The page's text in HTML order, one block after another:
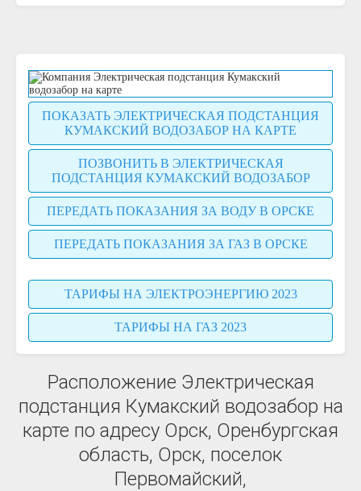
ПОКАЗАТЬ ЭЛЕКТРИЧЕСКАЯ ПОДСТАНЦИЯ
КУМАКСКИЙ ВОДОЗАБОР НА КАРТЕ
ПОЗВОНИТЬ В ЭЛЕКТРИЧЕСКАЯ
ПОДСТАНЦИЯ КУМАКСКИЙ ВОДОЗАБОР
ПЕРЕДАТЬ ПОКАЗАНИЯ ЗА ВОДУ В ОРСКЕ
ПЕРЕДАТЬ ПОКАЗАНИЯ ЗА ГАЗ В ОРСКЕ
ТАРИФЫ НА ЭЛЕКТРОЭНЕРГИЮ 2023
ТАРИФЫ НА ГАЗ 2023
Расположение Электрическая
подстанция Кумакский водозабор на
карте по адресу Орск, Оренбургская
область, Орск, поселок
Первомайский,